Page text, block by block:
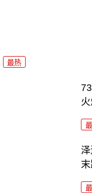
最热
末